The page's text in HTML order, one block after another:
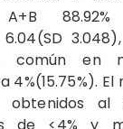
88.92%
común en
4%(15.75%). El
obtenidos al